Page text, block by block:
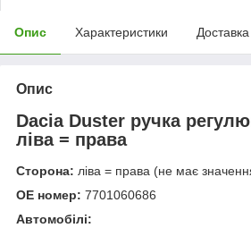
Опис Характеристики Доставка
Опис
Dacia Duster ручка
ліва = права
Сторона: ліва = права (не має
ОЕ номер: 7701060686
Автомобілі: